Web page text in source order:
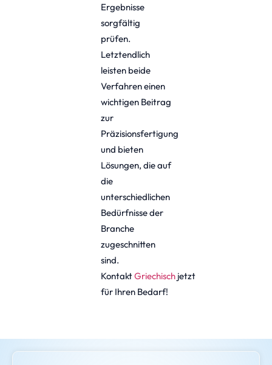
Ergebnisse
sorgfältig
prüfen.
Letztendlich
leisten beide
Verfahren einen
wichtigen Beitrag
zur
Präzisionsfertigung
und bieten
Lösungen, die auf
die
unterschiedlichen
Bedürfnisse der
Branche
zugeschnitten
sind.
KontaktGriechisch jetzt
für Ihren Bedarf!